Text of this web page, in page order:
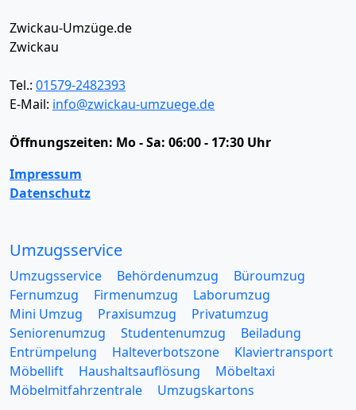
Zwickau-Umzüge.de
Zwickau
Tel.: 01579-2482393
E-Mail: info@zwickau-umzuege.de
Öffnungszeiten: Mo - Sa: 06:00 - 17:30 Uhr
Impressum
Datenschutz
Umzugsservice
Umzugsservice Behördenumzug
Büroumzug
Fernumzug
Firmenumzug
Laborumzug
Mini Umzug
Praxisumzug
Privatumzug
Seniorenumzug
Studentenumzug
Beiladung
Entrümpelung
Halteverbotszone
Klaviertransport
Möbellift
Haushaltsauflösung
Möbeltaxi
Möbelmitfahrzentrale
Umzugskartons